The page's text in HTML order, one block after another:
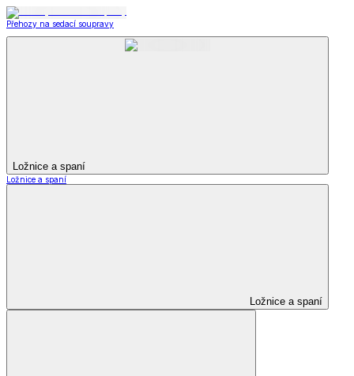
Přehozy na sedací soupravy
Ložnice a spaní
Ložnice a spaní
Ložnice a spaní